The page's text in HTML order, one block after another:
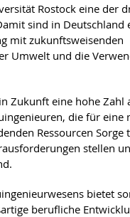
Rostock eine der
sind in Deutschland
mit zukunftsweisenden
Umwelt und die
Zukunft eine hohe Zahl
die für eine
Ressourcen Sorge
stellen
bietet
berufliche